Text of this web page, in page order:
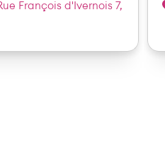
François d'Ivernois 7,